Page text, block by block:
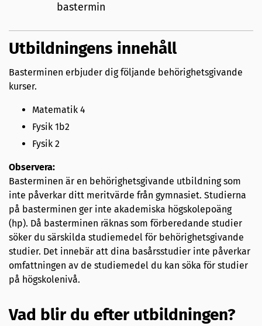
bastermin
Utbildningens innehåll
Basterminen erbjuder dig följande behörighetsgivande
kurser.
Matematik 4
Fysik 1b2
Fysik 2
Observera:
Basterminen är en behörighetsgivande utbildning som
inte påverkar ditt meritvärde från gymnasiet. Studierna
på basterminen ger inte akademiska högskolepoäng
(hp). Då basterminen räknas som för­beredande studier
söker du särskilda studiemedel för behörighetsgivande
studier. Det innebär att dina basårsstudier inte påverkar
omfattningen av de studiemedel du kan söka för studier
på högskolenivå.
Vad blir du efter utbildningen?